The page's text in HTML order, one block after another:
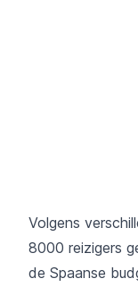
Volgens
8000 reizigers
de Spaanse